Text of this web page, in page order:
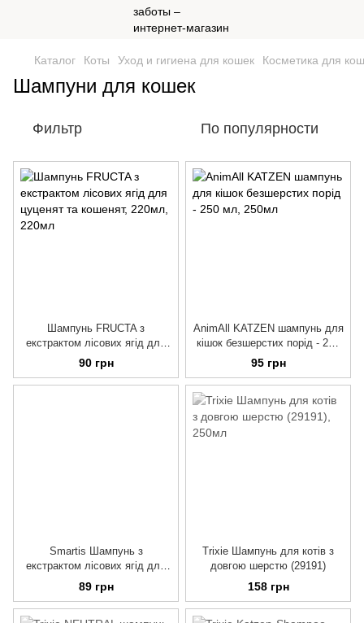
Каталог Коты Уход и гигиена для кошек Косметика для
Шампуни для кошек
Фильтр По популярности
Шампунь FRUCTA з
екстрактом лісових ягід для
цуценят та кошенят, 220мл
90 грн
AnimAll KATZEN шампунь для
кішок безшерстих порід - 250
мл
95 грн
Smartis Шампунь з
екстрактом лісових ягід для
кошенят та цуценят усіх
порід, 220 мл
89 грн
Trixie Шампунь для котів з
довгою шерстю (29191)
158 грн